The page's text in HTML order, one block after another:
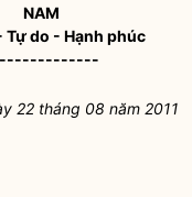
NAM
Tự do - Hạnh phúc
22 tháng 08 năm 2011